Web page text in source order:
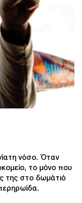
νόσο. Όταν
το μόνο που
της στο δωμάτιό